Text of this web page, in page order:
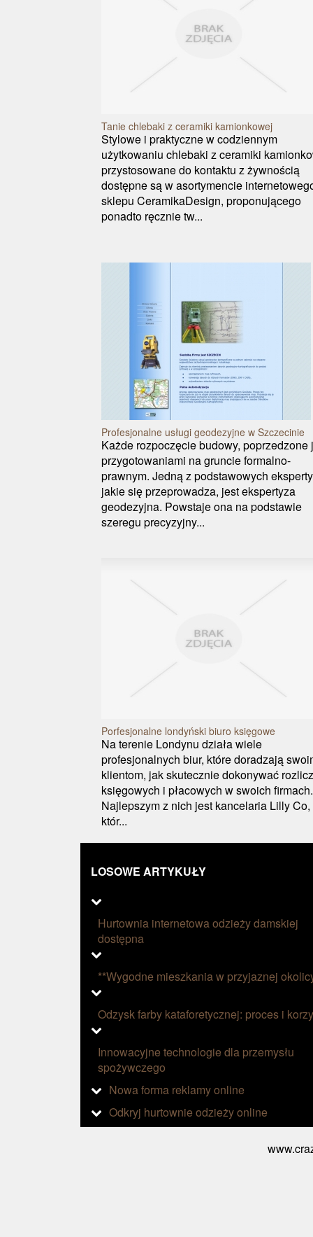
Tanie chlebaki z ceramiki kamionkowej
Stylowe i praktyczne w codziennym
użytkowaniu chlebaki z ceramiki
przystosowane do kontaktu z żywnością
dostępne są w asortymencie
sklepu CeramikaDesign, proponującego
ponadto ręcznie tw...
Profesjonalne usługi geodezyjne w Szczecinie
Każde rozpoczęcie budowy, poprzedzone
przygotowaniami na gruncie formalno-
prawnym. Jedną z podstawowych
jakie się przeprowadza, jest ekspertyza
geodezyjna. Powstaje ona na podstawie
szeregu precyzyjny...
Porfesjonalne londyński biuro księgowe
Na terenie Londynu działa wiele
profesjonalnych biur, które doradzają
klientom, jak skutecznie dokonywać
księgowych i płacowych w swoich firmach.
Najlepszym z nich jest kancelaria Lilly Co,
któr...
LOSOWE ARTYKUŁY
Hurtownia internetowa odzieży damskiej
dostępna
**Wygodne mieszkania w przyjaznej
Odzysk farby kataforetycznej: proces i
Innowacyjne technologie dla przemysłu
spożywczego
Nowa forma reklamy online
Odkryj hurtownie odzieży online